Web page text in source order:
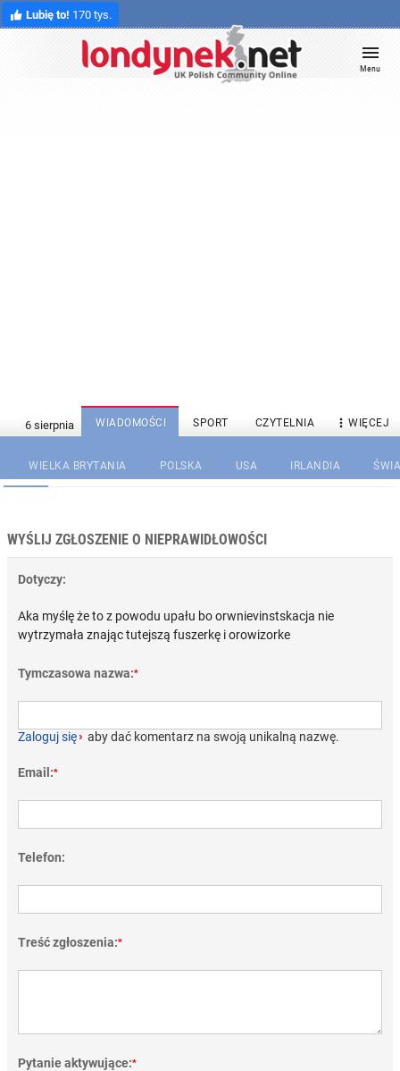
Lubię to! 170 tys.
Menu
WIADOMOŚCI SPORT CZYTELNIA  WIĘCEJ
WIELKA BRYTANIA POLSKA USA IRLANDIA
WYŚLIJ ZGŁOSZENIE O NIEPRAWIDŁOWOŚCI
Dotyczy:
Aka myślę że to z powodu upału bo orwnievinstskacja nie
wytrzymała znając tutejszą fuszerkę i orowizorke
Tymczasowa nazwa:*
Zaloguj się› aby dać komentarz na swoją unikalną nazwę.
Email:*
Telefon:
Treść zgłoszenia:*
Pytanie aktywujące:*